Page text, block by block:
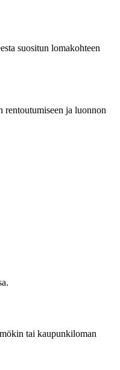
suositun lomakohteen
rentoutumiseen ja luonnon
tai kaupunkiloman